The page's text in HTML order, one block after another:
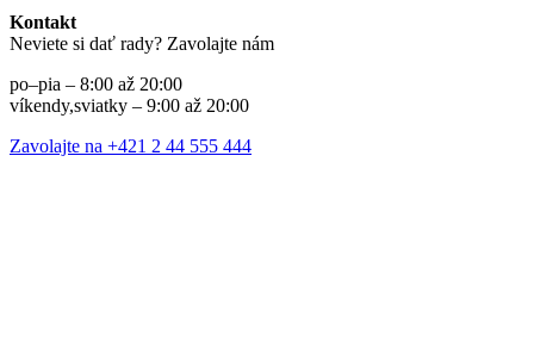
Kontakt
Neviete si dať rady? Zavolajte nám
po–pia – 8:00 až 20:00
víkendy,sviatky – 9:00 až 20:00
Zavolajte na +421 2 44 555 444